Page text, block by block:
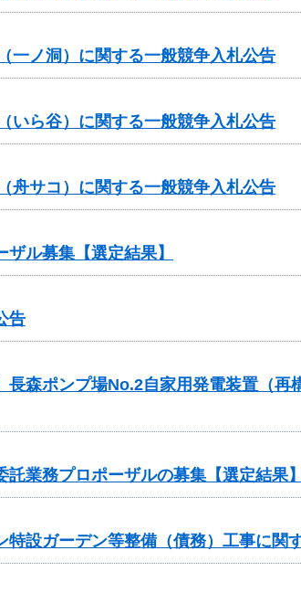
ノ洞）に関する一般競争入札公告
ら谷）に関する一般競争入札公告
サコ）に関する一般競争入札公告
ル募集【選定結果】
告
森ポンプ場No.2自家用発電装置（再
業務プロポーザルの募集【選定結果】
設ガーデン等整備（債務）工事に関